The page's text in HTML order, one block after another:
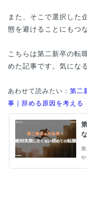
また、そこで選択した
態を避けることにもつ
こちらは第二新卒の転
めた記事です。気にな
あわせて読みたい： 第二
事｜辞める原因を考える